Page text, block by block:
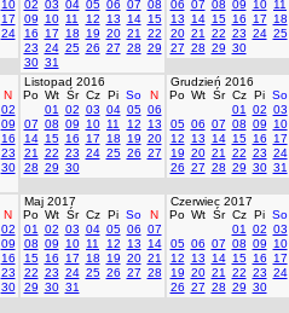
10
17
24
02 03 04 05 06 07 08
09
10 11 12 13 14 15
16
17 18 19 20 21
22
23 24 25 26 27 28 29
30 31
06 07 08 09 10 11
13
14 15 16 17 18
20 21 22 23 24 25
27 28 29 30
N
02
09
16
23
30
Listopad 2016
Po Wt Śr Cz Pi So
N
01
02 03 04 05 06
07 08 09 10 11 12
13
14 15 16 17 18 19 20
21
22 23 24 25 26 27
28 29 30
Grudzień 2016
Po Wt Śr Cz Pi So
01
02 03
05 06 07 08 09 10
12
13 14 15 16 17
19 20 21 22 23 24
26 27 28 29 30 31
N
02
09
16
23
30
Maj 2017
Po Wt Śr Cz Pi So
N
01
02 03 04 05 06 07
08 09 10 11 12 13
14
15 16 17 18 19 20 21
22 23 24 25 26 27 28
29 30 31
Czerwiec 2017
Po Wt Śr Cz Pi So
01
02 03
05 06 07 08 09 10
12
13 14 15 16 17
19 20 21 22 23 24
26 27 28 29 30